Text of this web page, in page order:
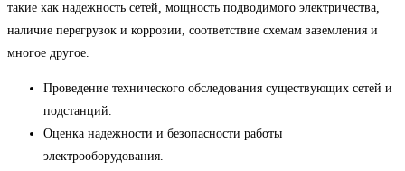
такие как надежность сетей, мощность подводимого электричества,
наличие перегрузок и коррозии, соответствие схемам заземления и
многое другое.
Проведение технического обследования существующих сетей и
подстанций.
Оценка надежности и безопасности работы
электрооборудования.